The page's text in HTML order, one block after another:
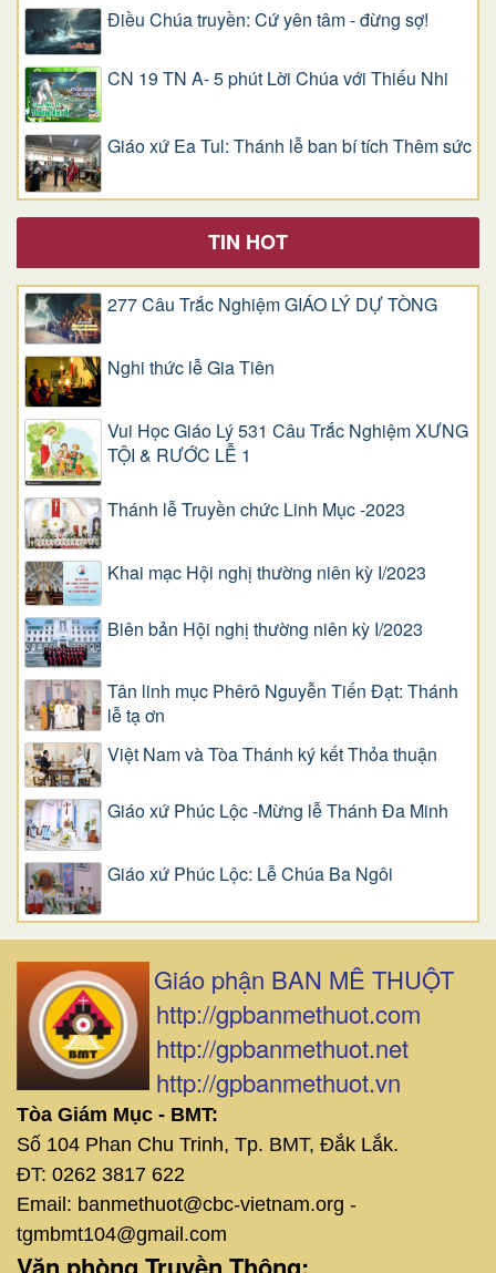
Điều Chúa truyền: Cứ yên tâm - đừng sợ!
CN 19 TN A- 5 phút Lời Chúa với Thiếu Nhi
Giáo xứ Ea Tul: Thánh lễ ban bí tích Thêm sức
TIN HOT
277 Câu Trắc Nghiệm GIÁO LÝ DỰ TÒNG
Nghi thức lễ Gia Tiên
Vui Học Giáo Lý 531 Câu Trắc Nghiệm XƯNG
TỘI & RƯỚC LỄ 1
Thánh lễ Truyền chức Linh Mục -2023
Khai mạc Hội nghị thường niên kỳ I/2023
Biên bản Hội nghị thường niên kỳ I/2023
Tân linh mục Phêrô Nguyễn Tiến Đạt: Thánh
lễ tạ ơn
Việt Nam và Tòa Thánh ký kết Thỏa thuận
Giáo xứ Phúc Lộc -Mừng lễ Thánh Đa Minh
Giáo xứ Phúc Lộc: Lễ Chúa Ba Ngôi
Giáo phận BAN MÊ THUỘT
http://gpbanmethuot.com
http://gpbanmethuot.net
http://gpbanmethuot.vn
Tòa Giám Mục - BMT:
Số 104 Phan Chu Trinh, Tp. BMT, Đắk Lắk.
ĐT: 0262 3817 622
Email: banmethuot@cbc-vietnam.org -
tgmbmt104@gmail.com